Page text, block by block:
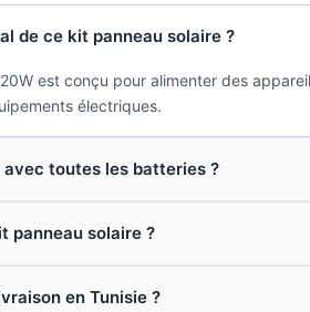
de ce kit panneau solaire ?
est conçu pour alimenter des
électriques.
toutes les batteries ?
panneau solaire ?
en Tunisie ?